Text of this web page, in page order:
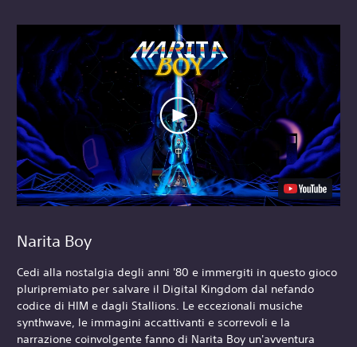
Narita Boy
Cedi alla nostalgia degli anni '80 e immergiti in questo gioco
pluripremiato per salvare il Digital Kingdom dal nefando
codice di HIM e dagli Stallions. Le eccezionali musiche
synthwave, le immagini accattivanti e scorrevoli e la
narrazione coinvolgente fanno di Narita Boy un'avventura